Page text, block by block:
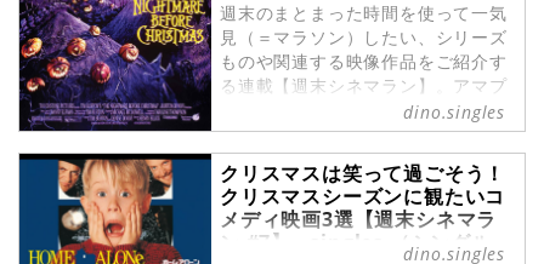
週末のまとまった時間を使って一気
見（＝マラソン）したい、シリーズ
ものや関連する映像作品をご紹介す
る連載【週末シネマラン】。アマプ
ラ（Prime Video）やNetflixなどの
配信サービスを使って観ることがで
きる映画・ドラマ・アニメの中か
ら、singles編集部メンバーが各々
おすすめをピックアップ！ 今回は、
エンディングはハッピーエンド派の
筆者ameが、クリスマスの時期もそ
dino.singles
クリスマスは笑って過ごそう！
クリスマスシーズンに観たいコ
メディ映画3選【週末シネマラ
ン #7】 - singles （シングル
dino.singles